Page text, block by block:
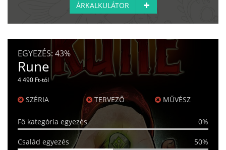
ÁRKALKULÁTOR
EGYEZÉS: 43%
Rune
4 490 Ft-tól
SZÉRIA TERVEZŐ MŰVÉSZ
Fő kategória egyezés 0%
Család egyezés 50%